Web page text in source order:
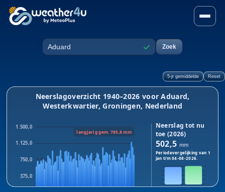
Neerslag in Aduard,
✓ Zoek
5-jr gemiddelde Reset
Neerslagoverzicht 1940–2026 voor Aduard,
Westerkwartier, Groningen, Nederland
375,0
750,0
1.125,0
1.500,0
langjarig gem. 785,8 mm
Neerslag tot nu
toe (2026)
502,5 mm
Periodevergelijking van 1
jan t/m04-08-2026.
2026 2025